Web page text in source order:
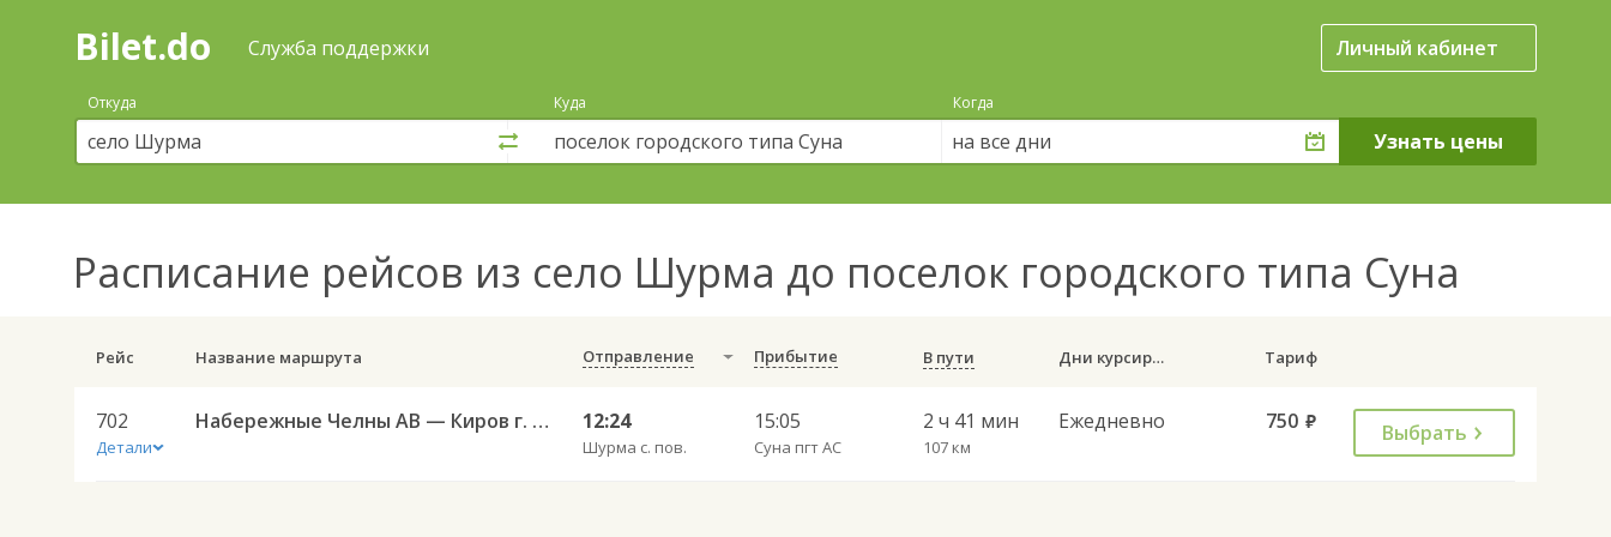
Поиск
покупка
билетов
автобус
онлайн
Bilet.do Служба поддержки Личный кабинет
Откуда Куда Когда
на все дни
Расписание рейсов из село Шурма до поселок городского типа Суна
Рейс Название маршрута Отправление Прибытие В пути Дни курсирования Тариф
702
Детали
Набережные Челны АВ — Киров г. АВ 702 12:24
Шурма с. пов.
15:05
Суна пгт АС
2 ч 41 мин
107 км
Ежедневно 750 руб. Выбрать